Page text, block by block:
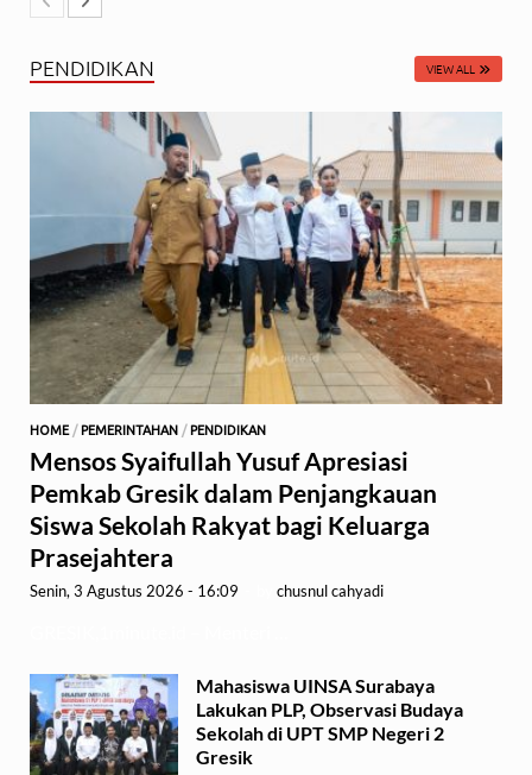
PENDIDIKAN VIEW ALL
HOME /PEMERINTAHAN /PENDIDIKAN
Mensos Syaifullah Yusuf Apresiasi
Pemkab Gresik dalam Penjangkauan
Siswa Sekolah Rakyat bagi Keluarga
Prasejahtera
Senin, 3 Agustus 2026 - 16:09 chusnul cahyadi
Mahasiswa UINSA Surabaya
Lakukan PLP, Observasi Budaya
Sekolah di UPT SMP Negeri 2
Gresik